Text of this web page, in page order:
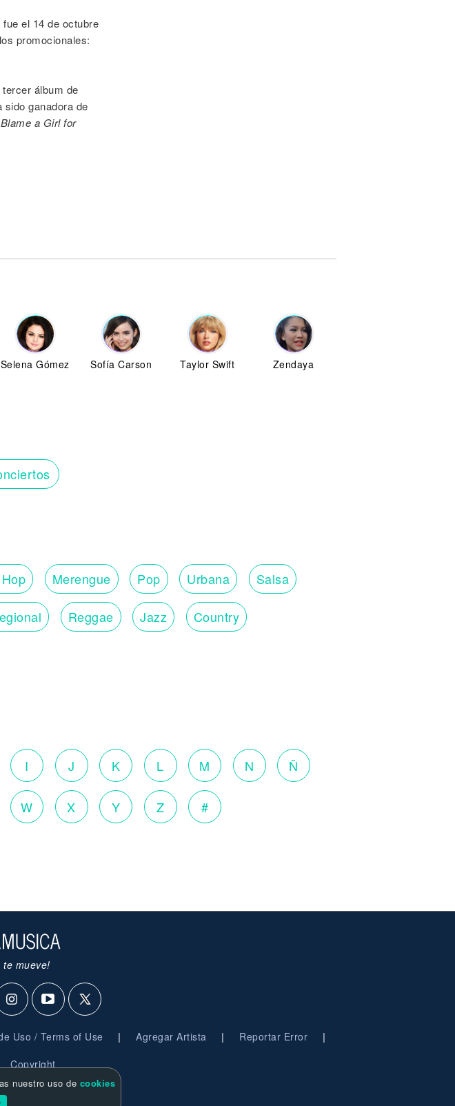
el 14 de octubre
promocionales:
álbum de
sido ganadora de
a Girl for
Selena Gómez Sofía Carson Taylor Swift Zendaya
Merengue Pop Urbana Salsa
Reggae Jazz Country
I J K L M N Ñ
W X Y Z #
te mueve!
Uso / Terms of Use | Agregar Artista | Reportar Error |
Copyright
Reservados
nuestro uso de cookies